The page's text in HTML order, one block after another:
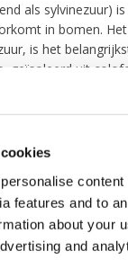
content
features and to
about your
and
als sylvinezuur)
in bomen.
is het
geïsoleerd uit
meest voorkomende
genoemd.
gebruikt voor
over de
om ze
ontwikkeld
order
our
our new
10% discount on